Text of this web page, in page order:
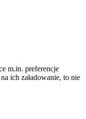
m.in. preferencje
ich załadowanie, to nie